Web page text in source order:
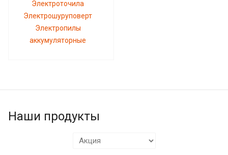
Электроточила
Электрошуруповерт
Электропилы
аккумуляторные
Наши продукты